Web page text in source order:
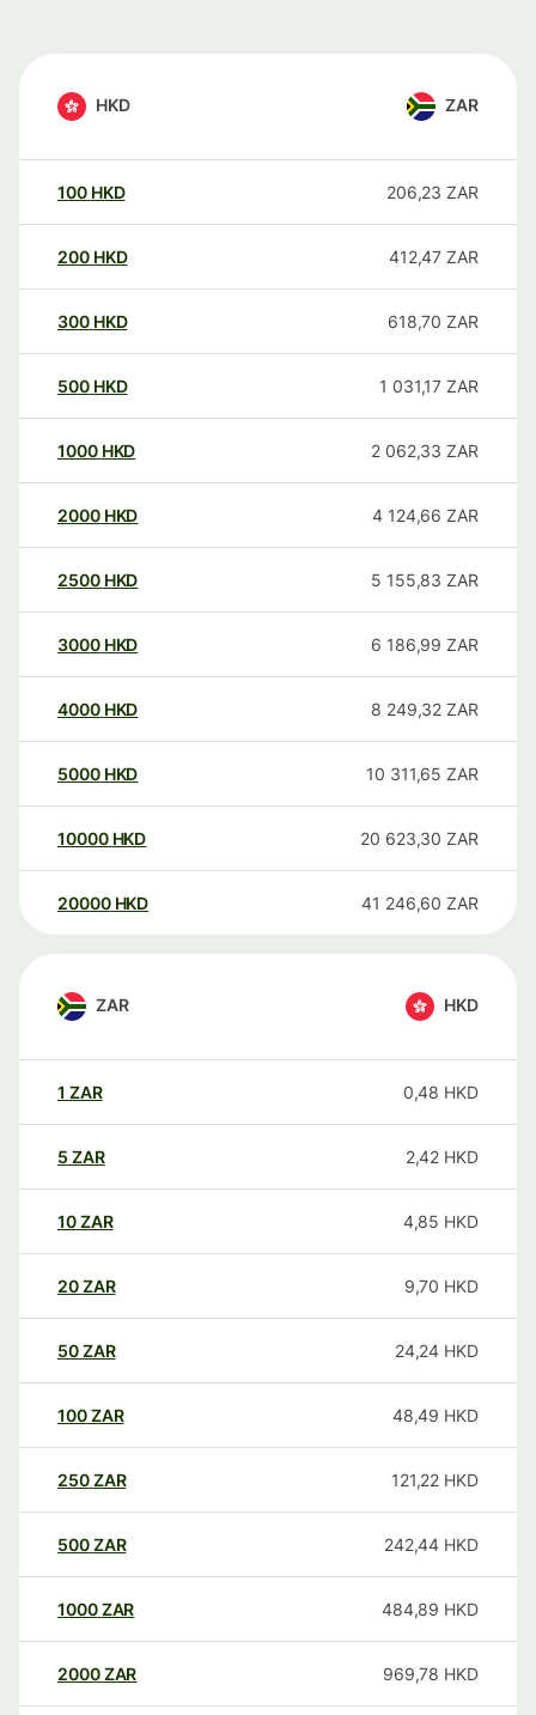
HKD ZAR
100 HKD 206,23 ZAR
200 HKD 412,47 ZAR
300 HKD 618,70 ZAR
500 HKD 1 031,17 ZAR
1000 HKD 2 062,33 ZAR
2000 HKD 4 124,66 ZAR
2500 HKD 5 155,83 ZAR
3000 HKD 6 186,99 ZAR
4000 HKD 8 249,32 ZAR
5000 HKD 10 311,65 ZAR
10000 HKD 20 623,30 ZAR
20000 HKD 41 246,60 ZAR
ZAR HKD
1 ZAR 0,48 HKD
5 ZAR 2,42 HKD
10ZAR 4,85 HKD
20ZAR 9,70 HKD
50ZAR 24,24 HKD
100ZAR 48,49 HKD
250ZAR 121,22 HKD
500ZAR 242,44 HKD
1000ZAR 484,89 HKD
2000ZAR 969,78 HKD